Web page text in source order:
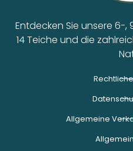
Entdecken Sie unsere 6-,
14 Teiche und die
Allgemeine